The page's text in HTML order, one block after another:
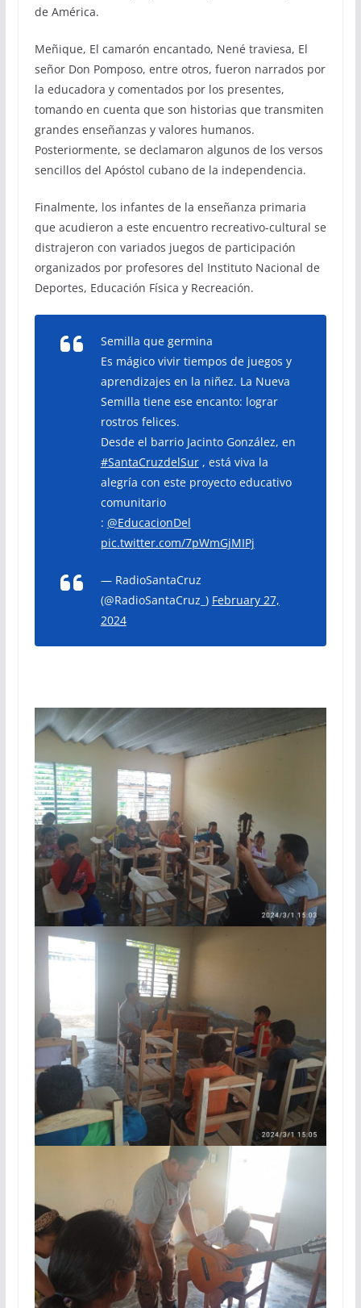
de América.
Meñique, El camarón encantado, Nené traviesa, El
señor Don Pomposo, entre otros, fueron narrados por
la educadora y comentados por los presentes,
tomando en cuenta que son historias que transmiten
grandes enseñanzas y valores humanos.
Posteriormente, se declamaron algunos de los versos
sencillos del Apóstol cubano de la independencia.
Finalmente, los infantes de la enseñanza primaria
que acudieron a este encuentro recreativo-cultural se
distrajeron con variados juegos de participación
organizados por profesores del Instituto Nacional de
Deportes, Educación Física y Recreación.
Semilla que germina
Es mágico vivir tiempos de juegos y
aprendizajes en la niñez. La Nueva
Semilla tiene ese encanto: lograr
rostros felices.
Desde el barrio Jacinto González, en
#SantaCruzdelSur, está viva la
alegría con este proyecto educativo
comunitario
: @EducacionDel
pic.twitter.com/7pWmGjMIPj
— RadioSantaCruz
(@RadioSantaCruz_) February 27,
2024